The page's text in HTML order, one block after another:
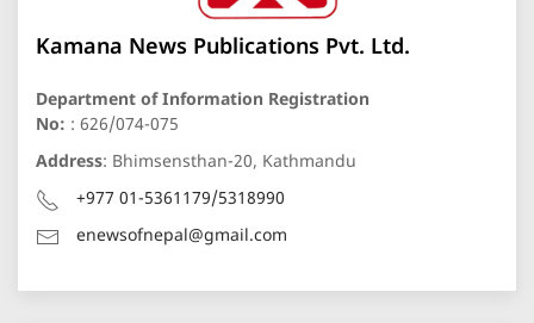
Kamana News Publications Pvt. Ltd.
Department of Information Registration
No: : 626/074-075
Address: Bhimsensthan-20, Kathmandu
+977 01-5361179/5318990
enewsofnepal@gmail.com